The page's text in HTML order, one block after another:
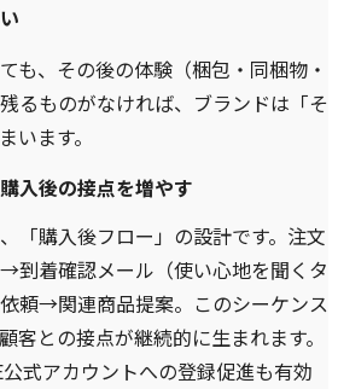
も、その後の体験（梱包・同梱物・
るものがなければ、ブランドは「そ
います。
入後の接点を増やす
「購入後フロー」の設計です。注文
着確認メール（使い心地を聞くタ
頼→関連商品提案。このシーケンス
客との接点が継続的に生まれます。
式アカウントへの登録促進も有効